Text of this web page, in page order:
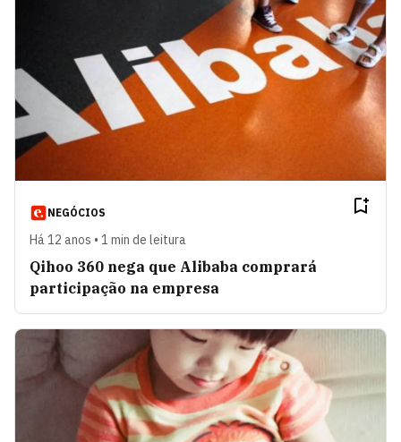
NEGÓCIOS
Há 12 anos • 1 min de leitura
Qihoo 360 nega que Alibaba comprará
participação na empresa